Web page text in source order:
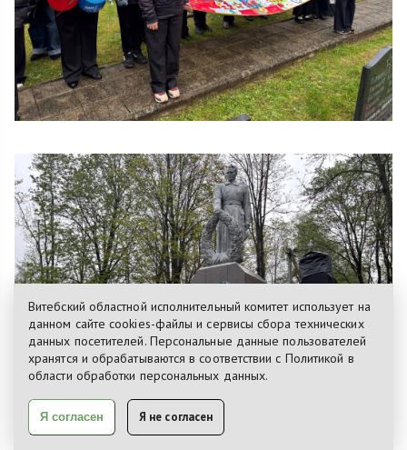
Витебский областной исполнительный комитет использует на
данном сайте cookies-файлы и сервисы сбора технических
данных посетителей. Персональные данные пользователей
хранятся и обрабатываются в соответствии с Политикой в
области обработки персональных данных.
Я не согласен
Я согласен